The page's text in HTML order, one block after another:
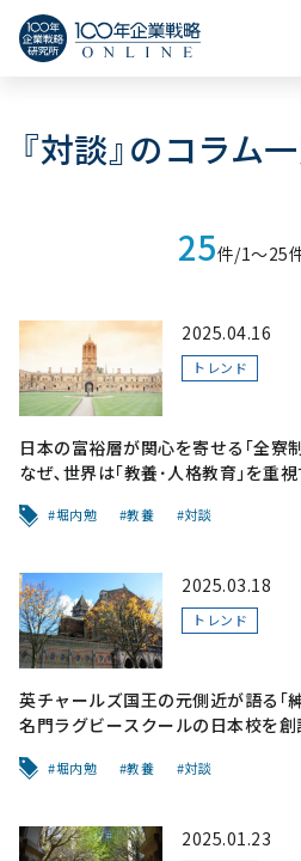
『対談』のコラム
25件/1〜25
2025.04.16
トレンド
日本の富裕層が関心を寄せる｢全寮
なぜ､世界は｢教養･人格教育｣を重
堀内勉 教養 対談
2025.03.18
トレンド
英チャールズ国王の元側近が語る｢
名門ラグビースクールの日本校を創
堀内勉 教養 対談
2025.01.23